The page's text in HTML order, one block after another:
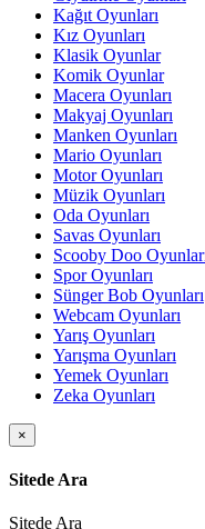
Kağıt Oyunları
Kız Oyunları
Klasik Oyunlar
Komik Oyunlar
Macera Oyunları
Makyaj Oyunları
Manken Oyunları
Mario Oyunları
Motor Oyunları
Müzik Oyunları
Oda Oyunları
Savas Oyunları
Scooby Doo
Spor Oyunları
Sünger Bob Oyunları
Webcam Oyunları
Yarış Oyunları
Yarışma Oyunları
Yemek Oyunları
Zeka Oyunları
×
Sitede Ara
Sitede Ara